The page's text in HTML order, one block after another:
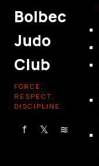
Bolbec
Judo
Club
FORCE,
RESPECT,
DISCIPLINE
f 𝕏 ≋